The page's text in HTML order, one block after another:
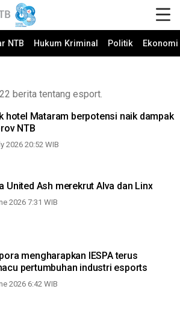
NTB Hukum Kriminal Politik
berita tentang esport.
hotel Mataram berpotensi naik dampak
NTB
2026 20:52 WIB
United Ash merekrut Alva dan Linx
2026 7:31 WIB
mengharapkan IESPA terus
pertumbuhan industri esports
2026 6:42 WIB